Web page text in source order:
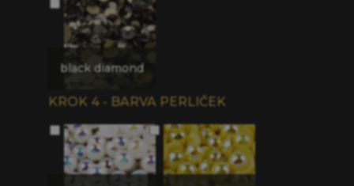
black diamond
KROK 4 - BARVA PERLIČEK